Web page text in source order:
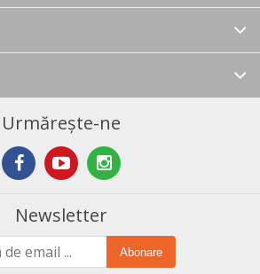
Urmărește-ne
Newsletter
Abonare